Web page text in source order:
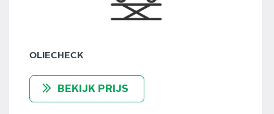
OLIECHECK
BEKIJK PRIJS